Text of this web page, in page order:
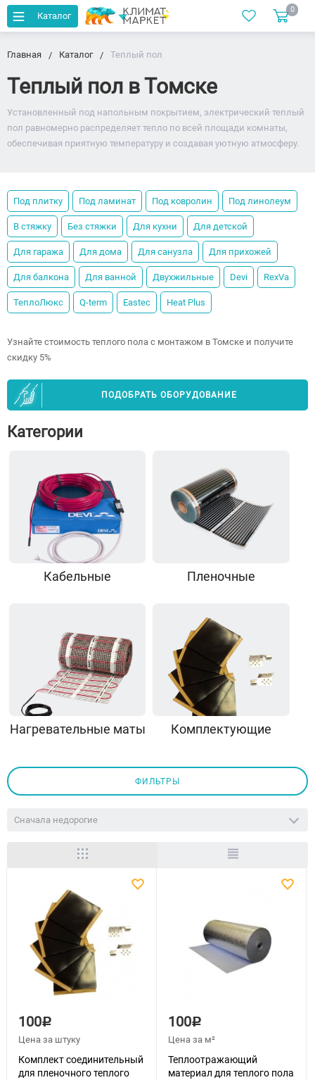
Каталог
0
Главная Каталог Теплый пол
Теплый пол в Томске
Установленный под напольным покрытием, электрический теплый
пол равномерно распределяет тепло по всей площади комнаты,
обеспечивая приятную температуру и создавая уютную атмосферу.
Под плитку Под ламинат Под ковролин Под линолеум
В стяжку Без стяжки Для кухни Для детской
Для гаража Для дома Для санузла Для прихожей
Для балкона Для ванной Двухжильные Devi RexVa
ТеплоЛюкс Q-term Eastec Heat Plus
Узнайте стоимость теплого пола с монтажом в Томске и получите
скидку 5%
ПОДОБРАТЬ ОБОРУДОВАНИЕ
Категории
Кабельные Пленочные
Нагревательные маты Комплектующие
ФИЛЬТРЫ
Сначала недорогие
100Р
Цена за штуку
Комплект соединительный
для пленочного теплого
100Р
Цена за м²
Теплоотражающий
материал для теплого пола